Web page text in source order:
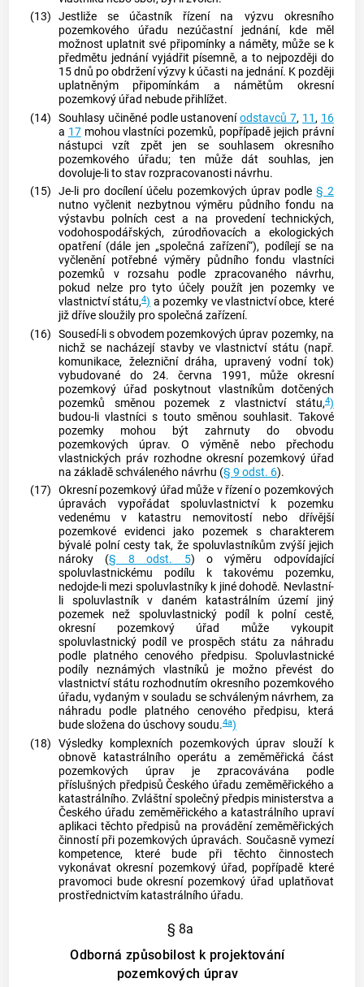
(13) Jestliže se účastník řízení na výzvu okresního
pozemkového úřadu nezúčastní jednání, kde měl
možnost uplatnit své připomínky a náměty, může se k
předmětu jednání vyjádřit písemně, a to nejpozději do
15 dnů po obdržení výzvy k účasti na jednání. K později
uplatněným připomínkám a námětům okresní
pozemkový úřad nebude přihlížet.
(14) Souhlasy učiněné podle ustanoveníodstavců 7, 11, 16
a 17mohou vlastníci pozemků, popřípadě jejich právní
nástupci vzít zpět jen se souhlasem okresního
pozemkového úřadu; ten může dát souhlas, jen
dovoluje-li to stav rozpracovanosti návrhu.
(15) Je-li pro docílení účelu pozemkových úprav podle § 2
nutno vyčlenit nezbytnou výměru půdního fondu na
výstavbu polních cest a na provedení technických,
vodohospodářských, zúrodňovacích a ekologických
opatření (dále jen „společná zařízení“), podílejí se na
vyčlenění potřebné výměry půdního fondu vlastníci
pozemků v rozsahu podle zpracovaného návrhu,
pokud nelze pro tyto účely použít jen pozemky ve
vlastnictví státu,4) a pozemky ve vlastnictví obce, které
již dříve sloužily pro společná zařízení.
(16) Sousedí-li s obvodem pozemkových úprav pozemky, na
nichž se nacházejí stavby ve vlastnictví státu (např.
komunikace, železniční dráha, upravený vodní tok)
vybudované do 24. června 1991, může okresní
pozemkový úřad poskytnout vlastníkům dotčených
pozemků směnou pozemek z vlastnictví státu,4)
budou-li vlastníci s touto směnou souhlasit. Takové
pozemky mohou být zahrnuty do obvodu
pozemkových úprav. O výměně nebo přechodu
vlastnických práv rozhodne okresní pozemkový úřad
na základě schváleného návrhu (§ 9 odst. 6).
(17) Okresní pozemkový úřad může v řízení o pozemkových
úpravách vypořádat spoluvlastnictví k pozemku
vedenému v katastru nemovitostínebo dřívější
pozemkové evidenci jako pozemek s charakterem
bývalé polní cesty tak, že spoluvlastníkům zvýší jejich
nároky (§ 8 odst. 5) o výměru odpovídající
spoluvlastnickému podílu k takovému pozemku,
nedojde-li mezi spoluvlastníky k jiné dohodě. Nevlastní-
li spoluvlastník v daném
katastrálním územíjiný
pozemek než spoluvlastnický podíl k polní cestě,
okresní pozemkový úřad může vykoupit
spoluvlastnický podíl ve prospěch státu za náhradu
podle platného cenového předpisu. Spoluvlastnické
podíly neznámých vlastníků je možno převést do
vlastnictví státu rozhodnutím okresního pozemkového
úřadu, vydaným v souladu se schváleným návrhem, za
náhradu podle platného cenového předpisu, která
bude složena do úschovy soudu.4a)
(18) Výsledky komplexních pozemkových úprav slouží k
obnově katastrálního operátu a zeměměřická část
pozemkových úprav je zpracovávána podle
příslušných předpisů Českého úřadu zeměměřického a
katastrálního. Zvláštní společný předpis ministerstva a
Českého úřadu zeměměřického a katastrálního upraví
aplikaci těchto předpisů na provádění zeměměřických
činností při pozemkových úpravách. Současně vymezí
kompetence, které bude při těchto činnostech
vykonávat okresní pozemkový úřad, popřípadě které
pravomoci bude okresní pozemkový úřad uplatňovat
prostřednictvím katastrálního úřadu.
§ 8a
Odborná způsobilost k projektování
pozemkových úprav